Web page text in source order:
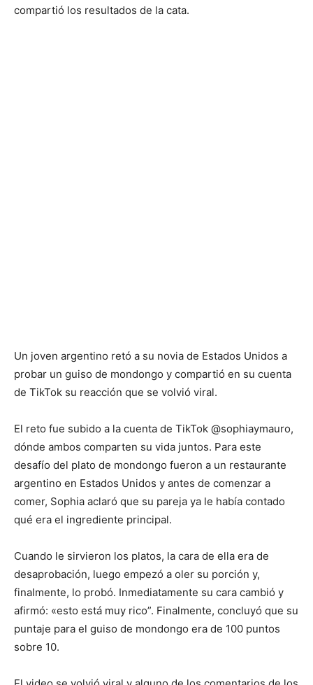
compartió los resultados de la cata.
Un joven argentino retó a su novia de Estados Unidos a
probar un guiso de mondongo y compartió en su cuenta
de TikTok su reacción que se volvió viral.
El reto fue subido a la cuenta de TikTok @sophiaymauro,
dónde ambos comparten su vida juntos. Para este
desafío del plato de mondongo fueron a un restaurante
argentino en Estados Unidos y antes de comenzar a
comer, Sophia aclaró que su pareja ya le había contado
qué era el ingrediente principal.
Cuando le sirvieron los platos, la cara de ella era de
desaprobación, luego empezó a oler su porción y,
finalmente, lo probó. Inmediatamente su cara cambió y
afirmó: «esto está muy rico”. Finalmente, concluyó que su
puntaje para el guiso de mondongo era de 100 puntos
sobre 10.